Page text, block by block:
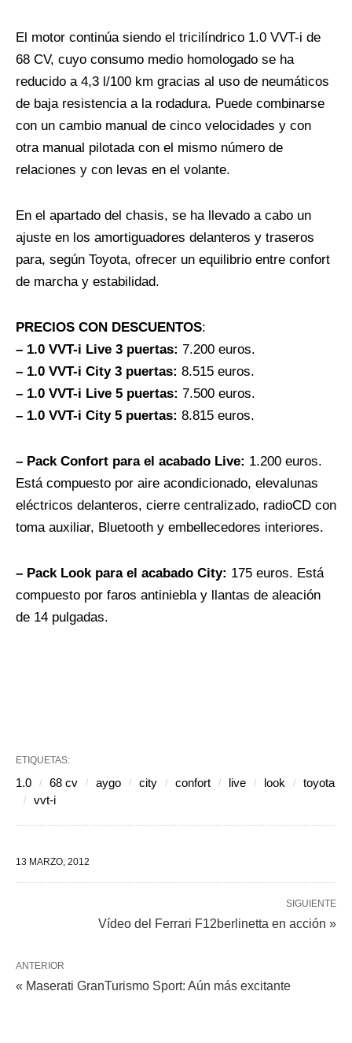
El motor continúa siendo el tricilíndrico 1.0 VVT-i de
68 CV, cuyo consumo medio homologado se ha
reducido a 4,3 l/100 km gracias al uso de neumáticos
de baja resistencia a la rodadura. Puede combinarse
con un cambio manual de cinco velocidades y con
otra manual pilotada con el mismo número de
relaciones y con levas en el volante.
En el apartado del chasis, se ha llevado a cabo un
ajuste en los amortiguadores delanteros y traseros
para, según Toyota, ofrecer un equilibrio entre confort
de marcha y estabilidad.
PRECIOS CON DESCUENTOS:
– 1.0 VVT-i Live 3 puertas: 7.200 euros.
– 1.0 VVT-i City 3 puertas: 8.515 euros.
– 1.0 VVT-i Live 5 puertas: 7.500 euros.
– 1.0 VVT-i City 5 puertas: 8.815 euros.
– Pack Confort para el acabado Live: 1.200 euros.
Está compuesto por aire acondicionado, elevalunas
eléctricos delanteros, cierre centralizado, radioCD con
toma auxiliar, Bluetooth y embellecedores interiores.
– Pack Look para el acabado City: 175 euros. Está
compuesto por faros antiniebla y llantas de aleación
de 14 pulgadas.
ETIQUETAS:
1.0 68 cv aygo city confort live look
toyota
vvt-i
13 MARZO, 2012
SIGUIENTE
Vídeo del Ferrari F12berlinetta en acción »
ANTERIOR
« Maserati GranTurismo Sport: Aún más excitante